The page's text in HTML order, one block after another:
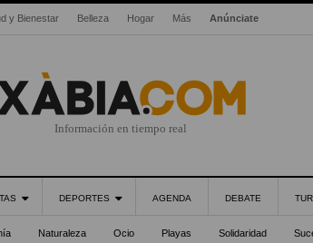
y Bienestar Belleza Hogar Más Anúnciate
Información en tiempo real
DEPORTES AGENDA DEBATE
Naturaleza Ocio Playas Solidaridad